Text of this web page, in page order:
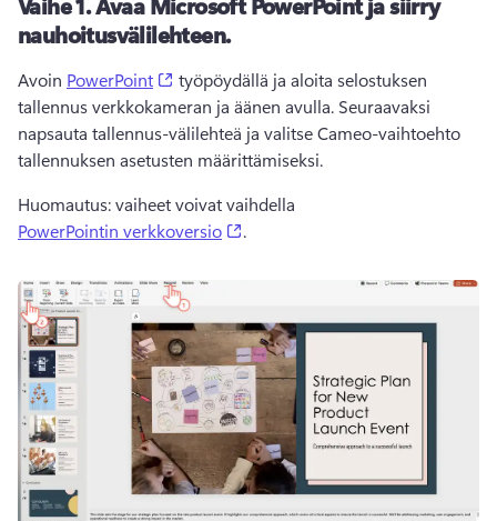
nauhoitusvälilehteen.
Avoin PowerPoint (opens in a new tab)
työpöydällä ja aloita selostuksen
tallennus verkkokameran ja äänen avulla. Seuraavaksi
napsauta tallennus-välilehteä ja valitse Cameo-vaihtoehto
tallennuksen asetusten määrittämiseksi.
Huomautus: vaiheet voivat vaihdella
PowerPointin verkkoversio
.